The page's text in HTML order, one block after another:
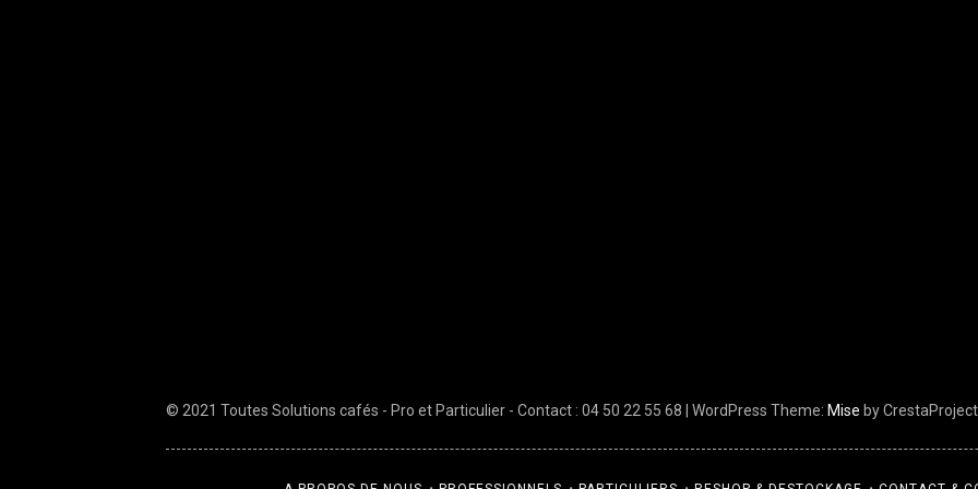
© 2021 Toutes Solutions cafés - Pro et Particulier - Contact : 04 50 22 55 68 WordPress Theme: Mise by CrestaProject.